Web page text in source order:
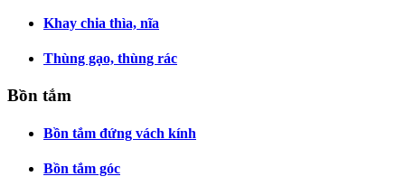
Khay chia thìa, nĩa
Thùng gạo, thùng rác
Bồn tắm
Bồn tắm đứng vách kính
Bồn tắm góc